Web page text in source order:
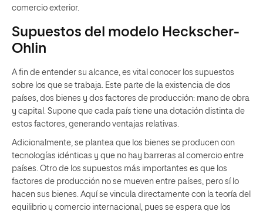
comercio exterior.
Supuestos del modelo Heckscher-
Ohlin
A fin de entender su alcance, es vital conocer los supuestos
sobre los que se trabaja. Este parte de la existencia de dos
países, dos bienes y dos factores de producción: mano de obra
y capital. Supone que cada país tiene una dotación distinta de
estos factores, generando ventajas relativas.
Adicionalmente, se plantea que los bienes se producen con
tecnologías idénticas y que no hay barreras al comercio entre
países. Otro de los supuestos más importantes es que los
factores de producción no se mueven entre países, pero sí lo
hacen sus bienes. Aquí se vincula directamente con la teoría del
equilibrio y comercio internacional, pues se espera que los